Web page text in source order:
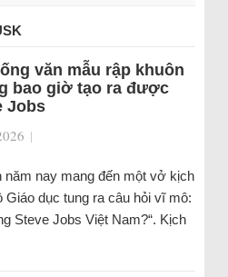
văn mẫu rập khuôn
bao giờ tạo ra được
Jobs
|
năm nay mang đến một vở kịch
dục tung ra câu hỏi vĩ mô:
Steve Jobs Việt Nam?“. Kịch